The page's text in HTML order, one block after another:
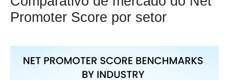
Promoter Score por setor